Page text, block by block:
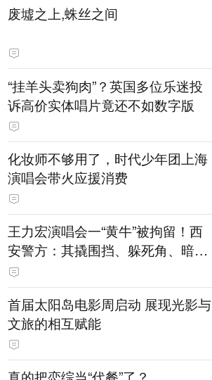
废墟之上,蛛丝之间
“挂羊头卖狗肉”？英国多位乐迷投
诉高价实体唱片竟还不如数字版
化妆师不够用了，时代少年团上海
演唱会带火应援消费
王力宏演唱会一“黄牛”被拘留！西
安警方：其撬围挡、躲死角、暗地
带10人入场
首届太阳岛电影周启动 展现光影与
文旅的相互赋能